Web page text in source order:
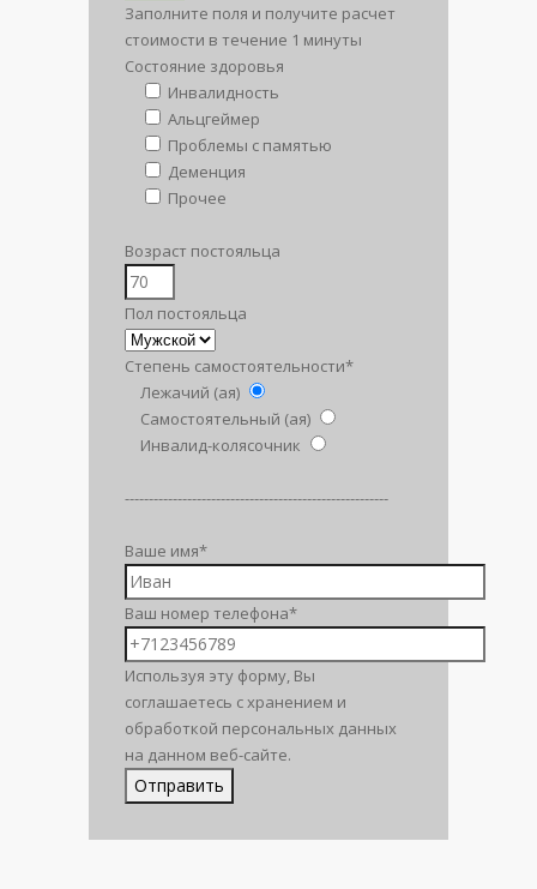
Заполните поля и получите расчет
стоимости в течение 1 минуты
Состояние здоровья
Инвалидность
Альцгеймер
Проблемы с памятью
Деменция
Прочее
Возраст постояльца
Пол постояльца
Степень самостоятельности*
Лежачий (ая)
Самостоятельный (ая)
Инвалид-колясочник
-------------------------------------------------------
Ваше имя*
Ваш номер телефона*
Используя эту форму, Вы
соглашаетесь с хранением и
обработкой персональных данных
на данном веб-сайте.